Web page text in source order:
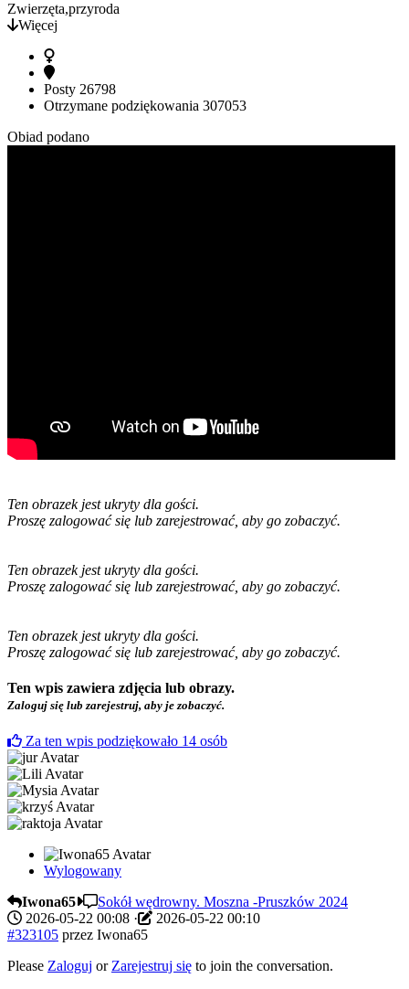
Zwierzęta,przyroda
Więcej
Posty 26798
Otrzymane podziękowania 307053
Obiad podano
Ten obrazek jest ukryty dla gości.
Proszę zalogować się lub zarejestrować, aby go zobaczyć.
Ten obrazek jest ukryty dla gości.
Proszę zalogować się lub zarejestrować, aby go zobaczyć.
Ten obrazek jest ukryty dla gości.
Proszę zalogować się lub zarejestrować, aby go zobaczyć.
Ten wpis zawiera zdjęcia lub obrazy.
Zaloguj się lub zarejestruj, aby je zobaczyć.
Za ten wpis podziękowało 14 osób
Wylogowany
Iwona65
Sokół wędrowny. Moszna -Pruszków 2024
2026-05-22 00:08 ·
2026-05-22 00:10
#323105 przez Iwona65
Please Zaloguj or Zarejestruj się to join the conversation.